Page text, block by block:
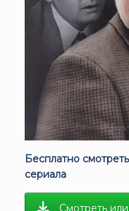
Бесплатно
сериала
Смотреть